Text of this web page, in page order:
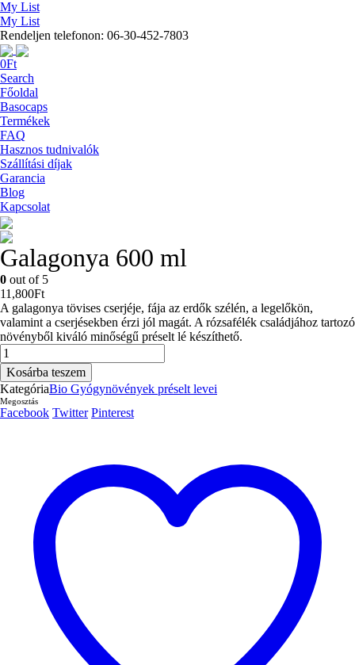
My List
My List
Rendeljen telefonon: 06-30-452-7803
0Ft
Search
Főoldal
Basocaps
Termékek
FAQ
Hasznos tudnivalók
Szállítási díjak
Garancia
Blog
Kapcsolat
Galagonya 600 ml
0 out of 5
11,800Ft
A galagonya tövises cserjéje, fája az erdők szélén, a legelőkön,
valamint a cserjésekben érzi jól magát. A rózsafélék családjához tartozó
növényből kiváló minőségű préselt lé készíthető.
Galagonya
600
ml
mennyiség
Kosárba teszem
KategóriaBio Gyógynövények préselt levei
Megosztás
Facebook Twitter Pinterest